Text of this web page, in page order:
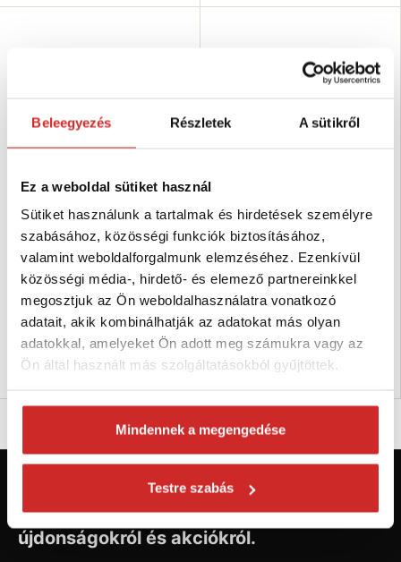
Beleegyezés Részletek A sütikről
Ez a weboldal sütiket használ
Sütiket használunk a tartalmak és hirdetések személyre
szabásához, közösségi funkciók biztosításához,
valamint weboldalforgalmunk elemzéséhez. Ezenkívül
közösségi média-, hirdető- és elemező partnereinkkel
megosztjuk az Ön weboldalhasználatra vonatkozó
adatait, akik kombinálhatják az adatokat más olyan
adatokkal, amelyeket Ön adott meg számukra vagy az
Ön által használt más szolgáltatásokból gyűjtöttek.
Mindennek a megengedése
Testre szabás
EU SELECT Racsnis feszítő O-O
80 o. piros 10mm
15 255 Ft
Teherbírás (T): 6,3 T
Méret (mm): 10 mm
Felületkezelés: piros lakk
Nincs készleten
Elérhetőség ellenőrzése
EU SELECT Racsnis feszítő O-O
80 o. piros 8mm
11 735 Ft
Teherbírás (T): 4 T
Méret (mm): None
Felületkezelés: piros lakk
Elérhetőség ellenőrzése
Először jár az svx.hu-n? Regisztráljon és
szerezzen áttekintést az aktuális
újdonságokról és akciókról.